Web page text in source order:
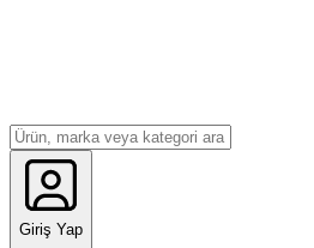
Giriş Yap